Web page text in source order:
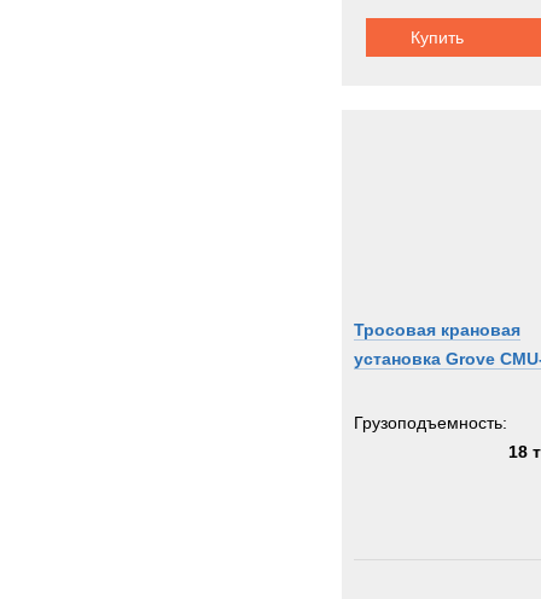
Купить
Тросовая крановая
установка Grove
Грузоподъемность:
18